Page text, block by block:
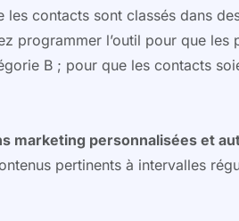
contacts sont classés dans
l’outil pour que les
B ; pour que les contacts
marketing personnalisées et
pertinents à intervalles